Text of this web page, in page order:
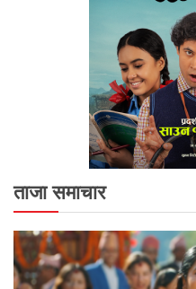
ताजा समाचार